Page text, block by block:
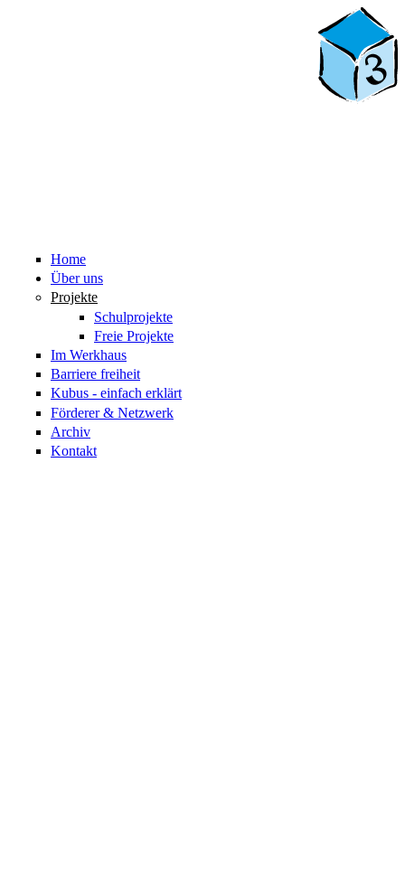
Home
Über uns
Projekte
Schulprojekte
Freie Projekte
Im Werkhaus
Barriere freiheit
Kubus - einfach erklärt
Förderer & Netzwerk
Archiv
Kontakt